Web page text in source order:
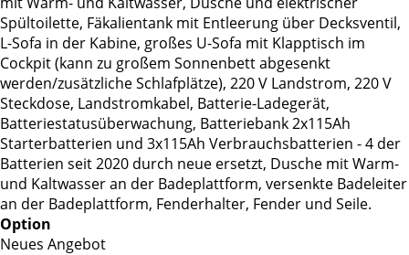
Spültoilette, Fäkalientank mit Entleerung über Decksventil,
L-Sofa in der Kabine, großes U-Sofa mit Klapptisch im
Cockpit (kann zu großem Sonnenbett abgesenkt
werden/zusätzliche Schlafplätze), 220 V Landstrom, 220 V
Steckdose, Landstromkabel, Batterie-Ladegerät,
Batteriestatusüberwachung, Batteriebank 2x115Ah
Starterbatterien und 3x115Ah Verbrauchsbatterien - 4 der
Batterien seit 2020 durch neue ersetzt, Dusche mit Warm-
und Kaltwasser an der Badeplattform, versenkte Badeleiter
an der Badeplattform, Fenderhalter, Fender und Seile.
Option
Neues Angebot